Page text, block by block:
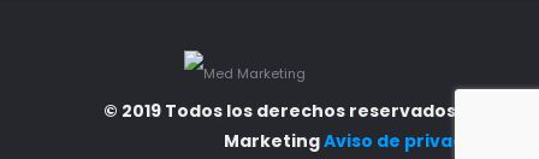
© 2019 Todos los derechos reservados. Med
MarketingAviso de privacidad